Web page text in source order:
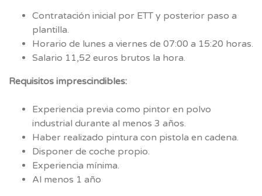
Contratación inicial por ETT y posterior paso a
plantilla.
Horario de lunes a viernes de 07:00 a 15:20 horas.
Salario 11,52 euros brutos la hora.
Requisitos imprescindibles:
Experiencia previa como pintor en polvo
industrial durante al menos 3 años.
Haber realizado pintura con pistola en cadena.
Disponer de coche propio.
Experiencia mínima.
Al menos 1 año